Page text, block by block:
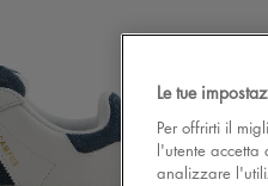
Le tue
Per offrirti il
l'utente accetta
analizzare